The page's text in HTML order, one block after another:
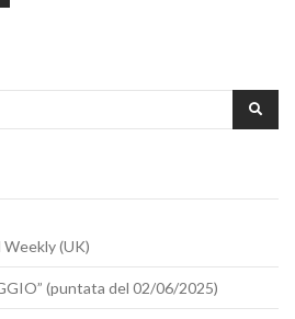
(UK)
(puntata del 02/06/2025)